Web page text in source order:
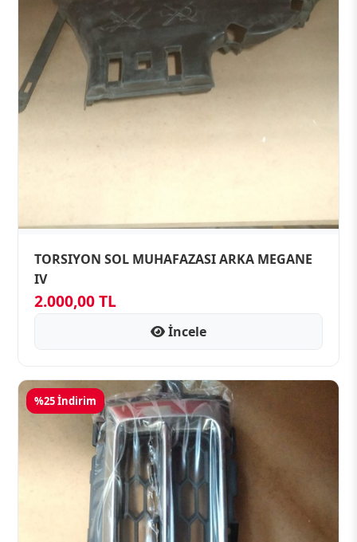
TORSIYON SOL MUHAFAZASI ARKA MEGANE
IV
2.000,00 TL
İncele
%25 İndirim